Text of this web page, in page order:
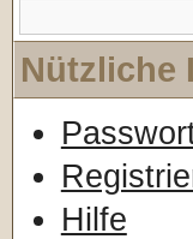
Nützliche
Hilfe